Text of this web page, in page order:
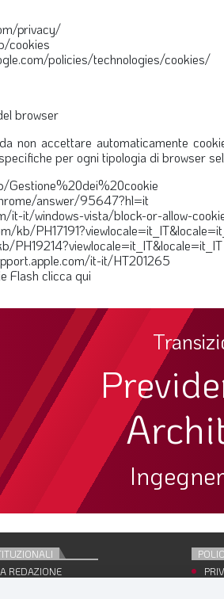
privacy/
cookies
policies/technologies/cookies/
browser
non accettare automaticamente
per ogni tipologia di browser
Gestione%20dei%20cookie
answer/95647?hl=it
it-it/windows-vista/block-or-allow-
kb/
PH19214?viewlocale=it_IT&locale=it_IT
it-it/HT201265
Flash clicca qui
REDAZIONE